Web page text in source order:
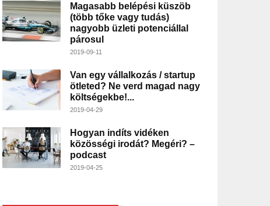
Magasabb belépési küszöb
(több tőke vagy tudás)
nagyobb üzleti potenciállal
párosul
2019-09-11
Van egy vállalkozás / startup
ötleted? Ne verd magad nagy
költségekbe!...
2019-04-29
Hogyan indíts vidéken
közösségi irodát? Megéri? –
podcast
2019-04-25